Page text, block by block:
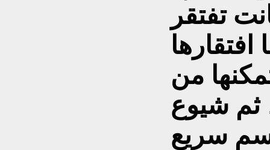
تفتقر
من
شيوع
سريع